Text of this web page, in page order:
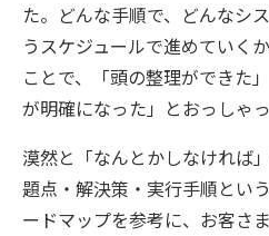
た。どんな手順で、どんなシ
うスケジュールで進めていく
ことで、「頭の整理ができた
が明確になった」とおっしゃ
漠然と「なんとかしなければ
題点・解決策・実行手順とい
ードマップを参考に、お客さ